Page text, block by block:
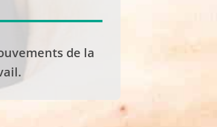
de la